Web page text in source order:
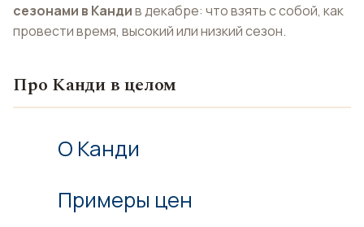
сезонами в Кандив декабре: что взять с собой, как
провести время, высокий или низкий сезон.
Про Канди в целом
О Канди
Примеры цен